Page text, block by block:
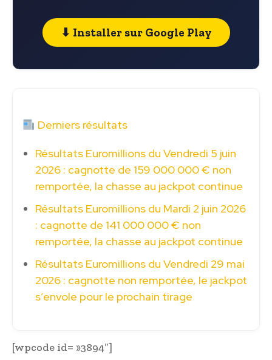
⬇ Installer sur Google Play
Derniers résultats
Résultats Euromillions du Vendredi 5 juin
2026 : cagnotte de 159 000 000 € non
remportée, la chasse au jackpot continue
Résultats Euromillions du Mardi 2 juin 2026
: cagnotte de 141 000 000 € non
remportée, la chasse au jackpot continue
Résultats Euromillions du Vendredi 29 mai
2026 : cagnotte non remportée, le jackpot
s’envole pour le prochain tirage
[wpcode id= »3894″]